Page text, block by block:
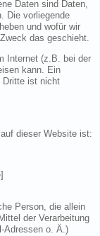
Daten sind Daten,
Die vorliegende
und wofür wir
das geschieht.
Internet (z.B. bei der
kann. Ein
Dritte ist nicht
dieser Website ist:
Person, die allein
der Verarbeitung
Adressen o. Ä.)